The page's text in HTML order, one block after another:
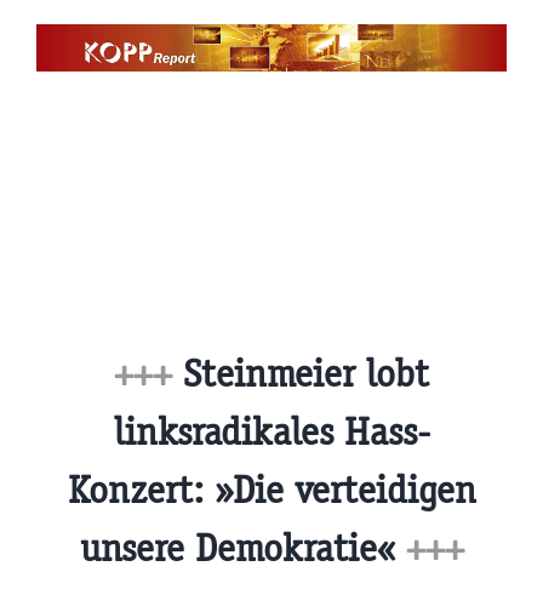
+++Steinmeier lobt
linksradikales Hass-
Konzert: »Die verteidigen
unsere Demokratie« +++